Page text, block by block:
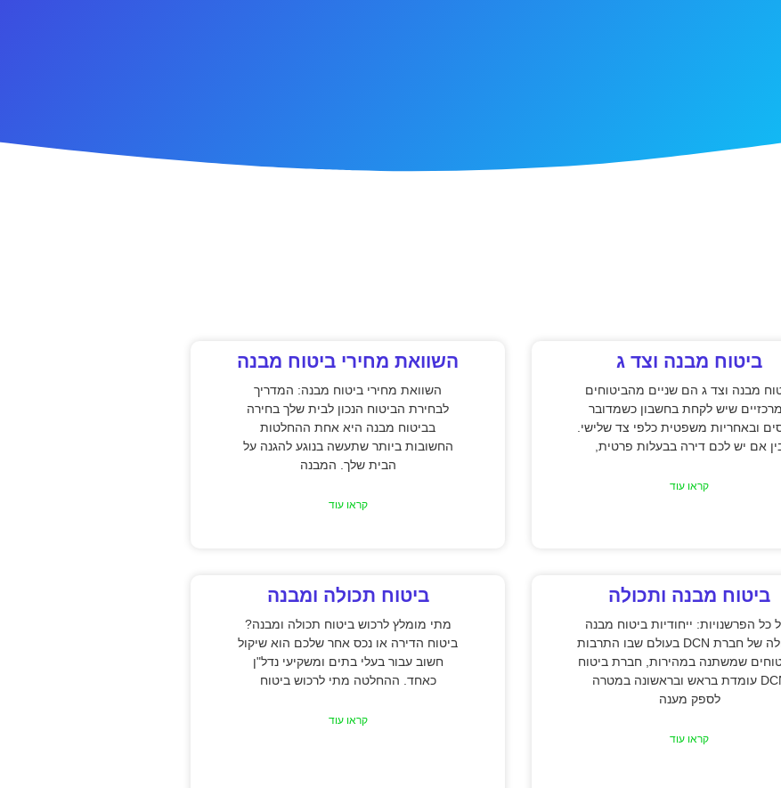
ביטוח מבנה וצד ג
מבנה וצד ג הם שניים מהביטוחים
שיש לקחת בחשבון כשמדובר
ובאחריות משפטית כלפי צד שלישי.
אם יש לכם דירה בבעלות פרטית,
קראו עוד
השוואת מחירי ביטוח מבנה
השוואת מחירי ביטוח מבנה: המדריך
לבחירת הביטוח הנכון לבית שלך בחירה
בביטוח מבנה היא אחת ההחלטות
החשובות ביותר שתעשה בנוגע להגנה על
הבית שלך. המבנה
קראו עוד
ביטוח מבנה ותכולה
כל הפרשנויות: ייחודיות ביטוח מבנה
ותכולה של חברת DCN בעולם שבו התרבות
שמשתנה במהירות, חברת ביטוח
DCN עומדת בראש ובראשונה במטרה
לספק מענה
קראו עוד
ביטוח תכולה ומבנה
מתי מומלץ לרכוש ביטוח תכולה ומבנה?
ביטוח הדירה או נכס אחר שלכם הוא שיקול
חשוב עבור בעלי בתים ומשקיעי נדל"ן
כאחד. ההחלטה מתי לרכוש ביטוח
קראו עוד